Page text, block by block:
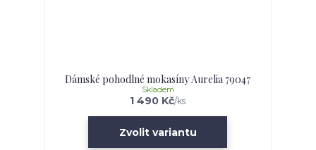
Dámské pohodlné mokasíny Aurelia 79047
1 490 Kč/ks
Skladem
Zvolit variantu